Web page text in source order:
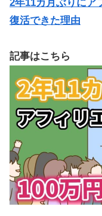
2年11カ月ぶりにア
復活できた理由
記事はこちら